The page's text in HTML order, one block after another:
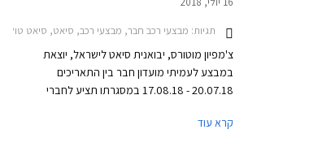
תגיות: מבצעי רכב חבר, מבצעי רכב, סיאט, סיאט טולדו 2013-2019, סיאט אטקה 2016-2020, סיאט איביזה 2017-2021, סיאט אלהמברה 2013-2019, סיאט ארונה 2018-2021, סיאט לאון 2017-2020, סיאט לאון 3 דלתות 2017-2018סיאט מיי 5 דלתות 2012-2019
צ'מפיון מוטורס, יבואנית סיאט לישראל, יוצאת
במבצע לעמיתי מועדון חבר בין התאריכים
20.07.18 - 17.08.18 במסגרתו תציע לחברי
ותוכנית מימון בבנק אוצר החייל בריבית פריים מינוס
קרא עוד